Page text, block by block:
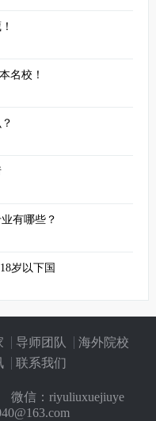
名校！
有哪些？
岁以下国
导师团队
海外院校
联系我们
微信：riyuliuxuejiuye